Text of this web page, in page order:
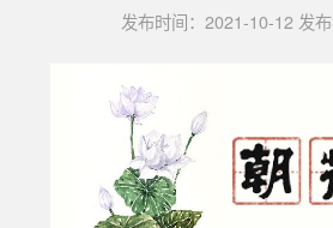
发布时间：2021-10-12 发